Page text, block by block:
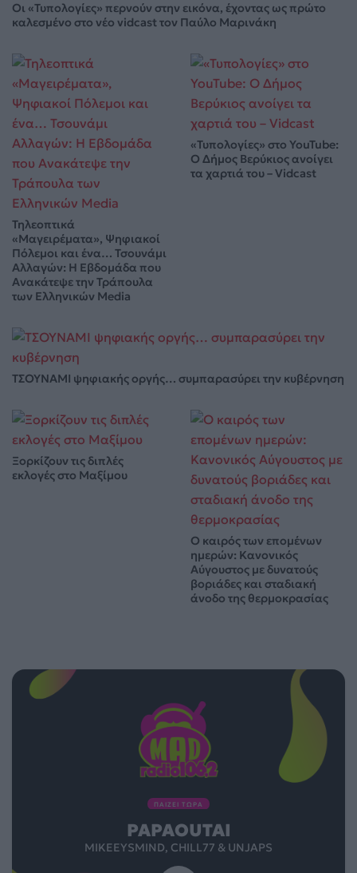
Οι «Τυπολογίες» περνούν στην εικόνα, έχοντας ως πρώτο
καλεσμένο στο νέο vidcast τον Παύλο Μαρινάκη
Τηλεοπτικά
«Μαγειρέματα», Ψηφιακοί
Πόλεμοι και ένα… Τσουνάμι
Αλλαγών: Η Εβδομάδα που
Ανακάτεψε την Τράπουλα
των Ελληνικών Media
«Τυπολογίες» στο YouTube:
Ο Δήμος Βερύκιος ανοίγει
τα χαρτιά του – Vidcast
ΤΣΟΥΝΑΜΙ ψηφιακής οργής… συμπαρασύρει την κυβέρνηση
Ξορκίζουν τις διπλές
εκλογές στο Μαξίμου
Ο καιρός των επομένων
ημερών: Κανονικός
Αύγουστος με δυνατούς
βοριάδες και σταδιακή
άνοδο της θερμοκρασίας
ΠΑΙΖΕΙ ΤΩΡΑ
PAPAOUTAI
MIKEEYSMIND, CHILL77 & UNJAPS